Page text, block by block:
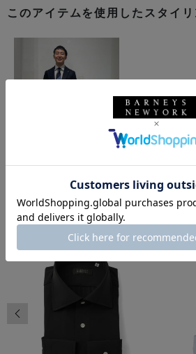
このアイテムを使用したスタイリ
同じカテゴリのアイテム
前の画像